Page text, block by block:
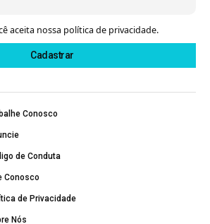
aceita nossa política de privacidade.
Conosco
de Conduta
Conosco
de Privacidade
Nós